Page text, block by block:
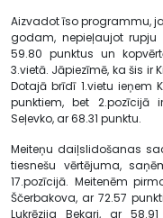
Aizvadot īso programmu,
godam, nepieļaujot rupju
59.80 punktus un
3.vietā. Jāpiezīmē, ka šis ir
Dotajā brīdī 1.vietu ieņem
punktiem, bet 2.pozīcijā
Seļevko, ar 68.31 punktu.
Meiteņu daiļslidošanas
tiesnešu vērtējuma,
17.pozīcijā. Meitenēm
Ščerbakova, ar 72.57
Lukrēzija Bekari, ar